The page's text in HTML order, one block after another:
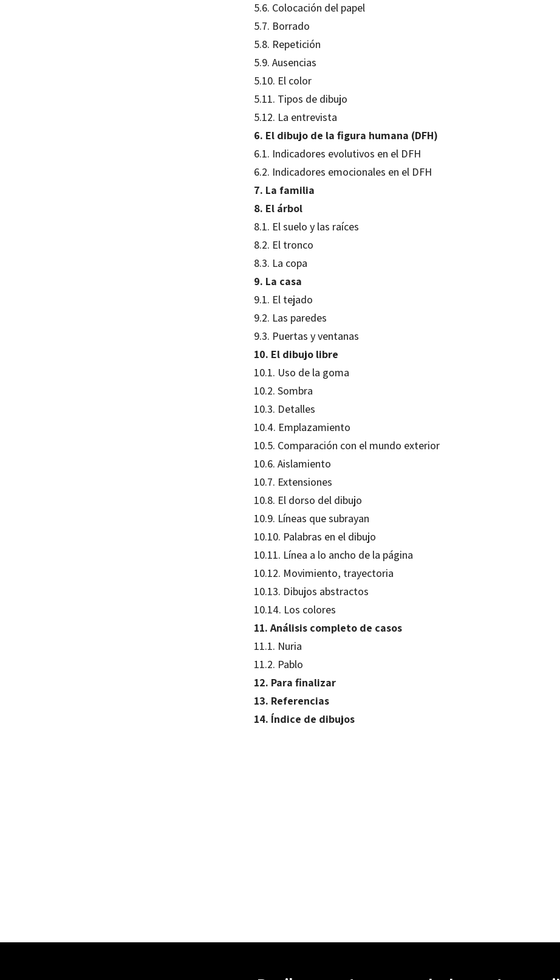
5.6. Colocación del papel
5.7. Borrado
5.8. Repetición
5.9. Ausencias
5.10. El color
5.11. Tipos de dibujo
5.12. La entrevista
6. El dibujo de la figura humana (DFH)
6.1. Indicadores evolutivos en el DFH
6.2. Indicadores emocionales en el DFH
7. La familia
8. El árbol
8.1. El suelo y las raíces
8.2. El tronco
8.3. La copa
9. La casa
9.1. El tejado
9.2. Las paredes
9.3. Puertas y ventanas
10. El dibujo libre
10.1. Uso de la goma
10.2. Sombra
10.3. Detalles
10.4. Emplazamiento
10.5. Comparación con el mundo exterior
10.6. Aislamiento
10.7. Extensiones
10.8. El dorso del dibujo
10.9. Líneas que subrayan
10.10. Palabras en el dibujo
10.11. Línea a lo ancho de la página
10.12. Movimiento, trayectoria
10.13. Dibujos abstractos
10.14. Los colores
11. Análisis completo de casos
11.1. Nuria
11.2. Pablo
12. Para finalizar
13. Referencias
14. Índice de dibujos